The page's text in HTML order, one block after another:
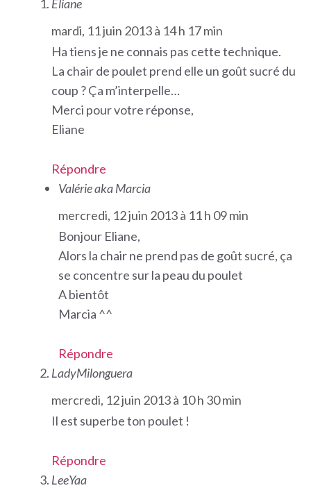
Eliane
mardi, 11 juin 2013 à 14 h 17 min
Ha tiens je ne connais pas cette technique.
La chair de poulet prend elle un goût sucré du
coup ? Ça m’interpelle…
Merci pour votre réponse,
Eliane
Répondre
Valérie aka Marcia
mercredi, 12 juin 2013 à 11 h 09 min
Bonjour Eliane,
Alors la chair ne prend pas de goût sucré, ça
se concentre sur la peau du poulet
A bientôt
Marcia ^^
Répondre
LadyMilonguera
mercredi, 12 juin 2013 à 10 h 30 min
Il est superbe ton poulet !
Répondre
LeeYaa